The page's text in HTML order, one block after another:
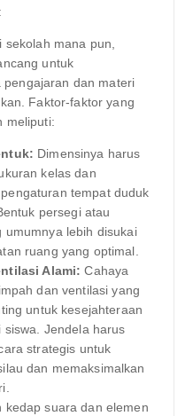
sekolah mana pun,
untuk
pengajaran dan materi
Faktor-faktor yang
meliputi:
Dimensinya harus
kelas dan
tempat duduk
persegi atau
umumnya lebih disukai
ruang yang optimal.
Alami: Cahaya
dan ventilasi yang
untuk kesejahteraan
siswa. Jendela harus
strategis untuk
dan memaksimalkan
kedap suara dan elemen